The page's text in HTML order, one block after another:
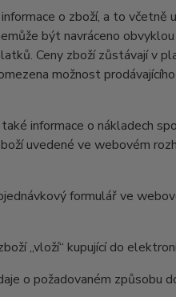
o zboží, a to včetně
být navráceno
Ceny zboží zůstávají v
možnost
informace o nákladech
uvedené ve webovém
formulář ve
„vloží“ kupující do
o požadovaném způsobu